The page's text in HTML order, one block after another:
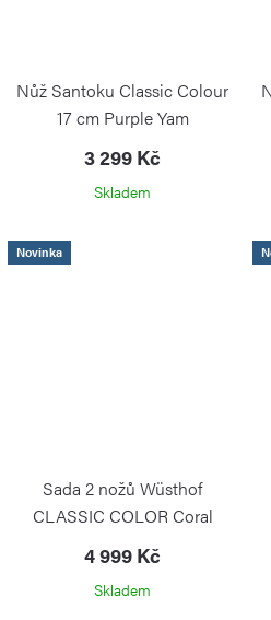
Nůž Santoku Classic Colour
17 cm Purple Yam
3 299 Kč
Skladem
Novinka
Sada 2 nožů Wüsthof
CLASSIC COLOR Coral
Peach santoku a na zeleninu
PS
4 999 Kč
Skladem